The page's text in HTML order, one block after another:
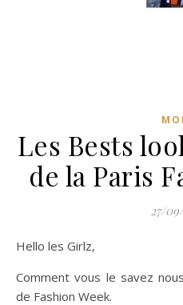
Les Bests
de la Paris
27/
Hello les Girlz,
Comment vous le savez
de Fashion Week.